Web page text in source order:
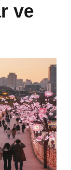
ve